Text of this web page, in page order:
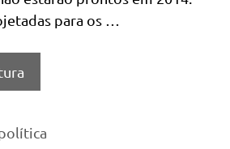
para os …